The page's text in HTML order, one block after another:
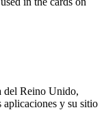
del Reino Unido,
aplicaciones y su sitio